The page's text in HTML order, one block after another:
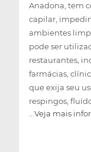
Anadona, tem
capilar,
ambientes
pode ser
restaurantes,
farmácias,
que exija seu
respingos,
o usuário,
...Veja mais